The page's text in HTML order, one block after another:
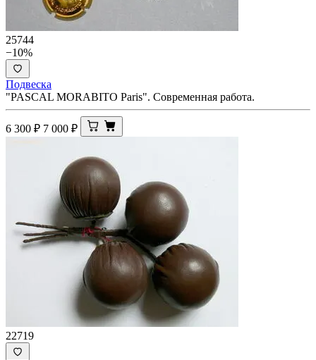
25744
−10%
Подвеска
"PASCAL MORABITO Paris". Современная работа.
6 300 ₽ 7 000 ₽
22719